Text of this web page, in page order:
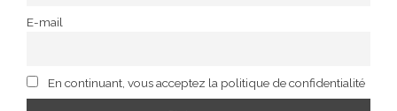
E-mail
En continuant, vous acceptez la politique de confidentialité